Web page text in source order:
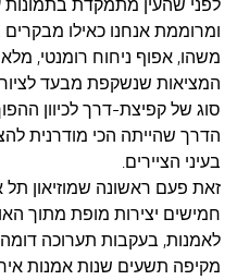
סבתא מספרת
נווה הבלוגים
קשר משפחתי
פינת הנכד
לפני שהעין מתמקדת
ומרוממת אנחנו כאילו מבקרים
משהו, אפוף ניחוח רומנטי,
המציאות שנשקפת מבעד
הדרך שהייתה הכי מודרנית
בעיני הציירים.
זאת פעם ראשונה שמוזיאון
חמישים יצירות מופת מתוך
לאמנות, בעקבות תערוכה
מקיפה תשעים שנות אמנות